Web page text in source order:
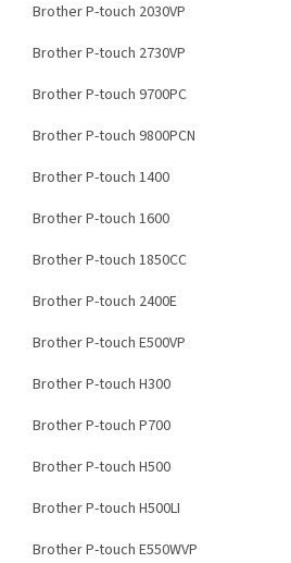
Brother P-touch 2030VP
Brother P-touch 2730VP
Brother P-touch 9700PC
Brother P-touch 9800PCN
Brother P-touch 1400
Brother P-touch 1600
Brother P-touch 1850CC
Brother P-touch 2400E
Brother P-touch E500VP
Brother P-touch H300
Brother P-touch P700
Brother P-touch H500
Brother P-touch H500LI
Brother P-touch E550WVP